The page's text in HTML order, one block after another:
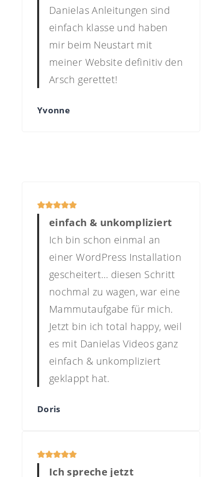
Danielas Anleitungen sind
einfach klasse und haben
mir beim Neustart mit
meiner Website definitiv den
Arsch gerettet!
Yvonne
einfach & unkompliziert
Ich bin schon einmal an
einer WordPress Installation
gescheitert… diesen Schritt
nochmal zu wagen, war eine
Mammutaufgabe für mich.
Jetzt bin ich total happy, weil
es mit Danielas Videos ganz
einfach & unkompliziert
geklappt hat.
Doris
Ich spreche jetzt